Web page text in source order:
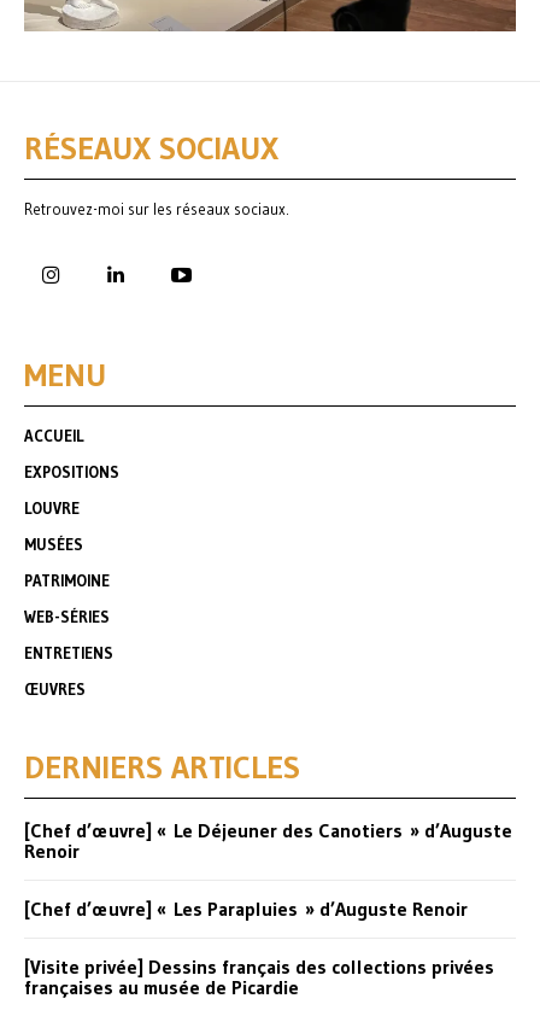
RÉSEAUX SOCIAUX
Retrouvez-moi sur les réseaux sociaux.
MENU
ACCUEIL
EXPOSITIONS
LOUVRE
MUSÉES
PATRIMOINE
WEB-SÉRIES
ENTRETIENS
ŒUVRES
DERNIERS ARTICLES
[Chef d’œuvre] « Le Déjeuner des Canotiers » d’Auguste
Renoir
[Chef d’œuvre] « Les Parapluies » d’Auguste Renoir
[Visite privée] Dessins français des collections privées
françaises au musée de Picardie